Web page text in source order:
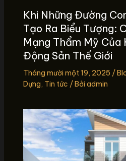
Khi Những Đường
Tạo Ra Biểu Tượng:
Mạng Thẩm Mỹ Của
Động Sản Thế Giới
Tháng mười một 19, 2025 /
Dựng, Tin tức / Bởi admin